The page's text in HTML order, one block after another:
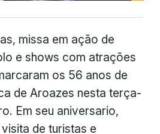
missa em ação de
e shows com atrações
os 56 anos de
de Aroazes nesta terça-
Em seu aniversario,
de turistas e